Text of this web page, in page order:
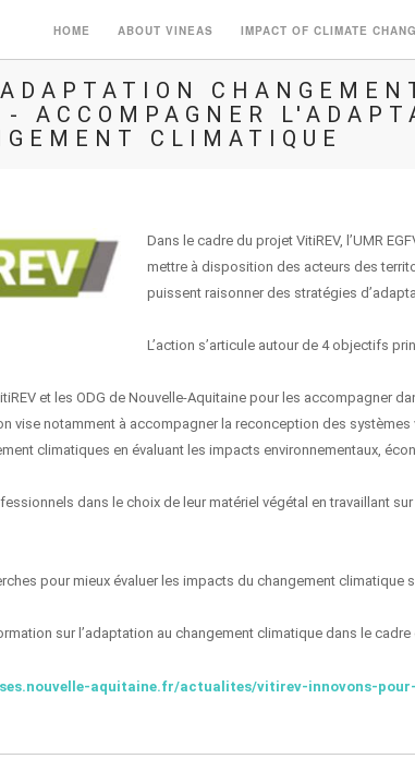
HOME ABOUT VINEAS IMPACT OF CLIMATE
ACCOMPAGNER
CLIMATIQUE
Dans le cadre du projet VitiREV, l’UMR
mettre à disposition des acteurs des
puissent raisonner des stratégies
L’action s’articule autour de 4 objectifs
et les ODG de Nouvelle-Aquitaine pour les accompagner
vise notamment à accompagner la reconception des
climatiques en évaluant les impacts environnementaux,
dans le choix de leur matériel végétal en travaillant
pour mieux évaluer les impacts du changement
sur l’adaptation au changement climatique dans le
aquitaine.fr/actualites/vitirev-innovons-